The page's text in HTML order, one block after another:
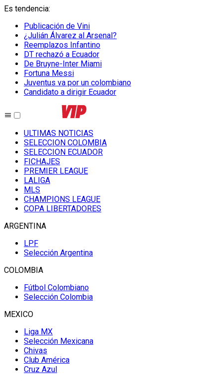
Es tendencia:
Publicación de Vini
¿Julián Álvarez al Arsenal?
Reemplazos Infantino
DT rechazó a Ecuador
De Bruyne-Inter Miami
Fortuna Messi
Juventus va por un colombiano
Candidato a dirigir Ecuador
ULTIMAS NOTICIAS
SELECCION COLOMBIA
SELECCION ECUADOR
FICHAJES
PREMIER LEAGUE
LALIGA
MLS
CHAMPIONS LEAGUE
COPA LIBERTADORES
ARGENTINA
LPF
Selección Argentina
COLOMBIA
Fútbol Colombiano
Selección Colombia
MEXICO
Liga MX
Selección Mexicana
Chivas
Club América
Cruz Azul